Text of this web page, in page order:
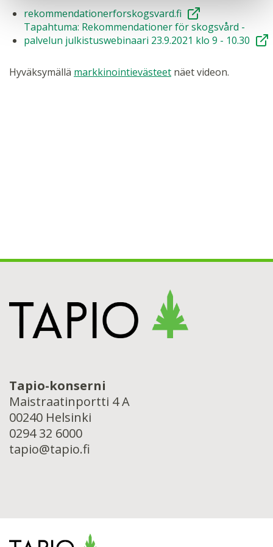
rekommendationerforskogsvard.fi
Tapahtuma: Rekommendationer för skogsvård -
palvelun julkistuswebinaari 23.9.2021 klo 9 - 10.30
Hyväksymällä markkinointievästeet näet videon.
Tapio-konserni
Maistraatinportti 4 A
00240 Helsinki
0294 32 6000
tapio@tapio.fi